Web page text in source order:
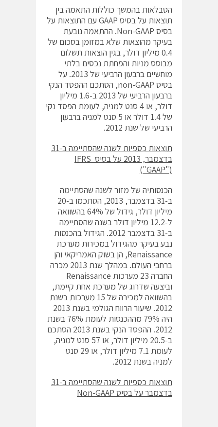
הטבלאות בהמשך כוללות התאמה בין
תוצאות על בסיס GAAP עם התוצאות על
בסיס Non-GAAP. ההתאמה נובעת
בעיקר מהוצאות שלא במזומן בסכום של
0.4 מיליון דולר, בגין הוצאות תשלום
מבוסס מניות והפחתת נכסים בלתי
מוחשיים ברבעון הרביעי של 2013. על
בסיס non-GAAP, הסתכם ההפסד הנקי
ברבעון הרביעי של 2013 ב-1.6 מיליון
דולר, או 4 סנט למניה, לעומת הפסד נקי
של 1.4 דולר או 5 סנט למניה ברבעון
הרביעי של שנת 2012.
תוצאות כספיות לשנה שהסתיימה ב-31
בדצמבר, 2013 על בסיס
("GAAP")
הכנסותיה של מזור לשנה שהסתיימה
ב-31 בדצמבר, 2013, הסתכמו ב-20
מיליון דולר, גידול של 64% בהשוואה
ל-12.2 מיליון דולר בשנה שהסתיימה
ב-31 בדצמבר 2012. הגידול בהכנסות
נבע בעיקר מהגידול במכירות מערכת
Renaissance, הן בשוק האמריקאי והן
ברחבי העולם. במהלך שנת 2013 מכרה
החברה 23 מערכות Renaissance
וביצעה שדרוג של מערכת אחת קיימת,
בהשוואה למכירה של 15 מערכות בשנת
2012. שיעור הרווח הגולמי בשנת 2013
היה 79% מההכנסות לעומת 76% בשנת
2012. ההפסד הנקי בשנת 2013 הסתכם
ב-20.5 מיליון דולר, או 57 סנט למניה,
לעומת 7.1 מיליון דולר, או 29 סנט
למניה בשנת 2012.
תוצאות כספיות לשנה שהסתיימה ב-31
בדצמבר על בסיס Non-GAAP